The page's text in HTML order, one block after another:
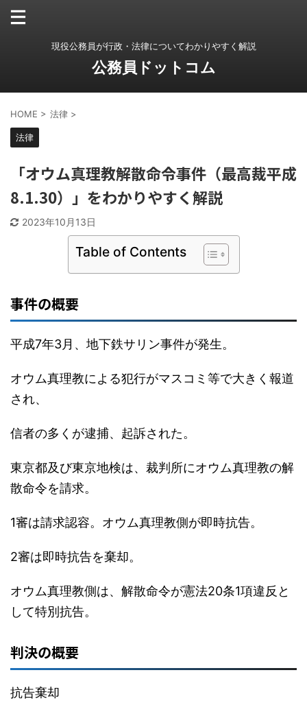
現役公務員が行政・法律についてわかりやすく解説
公務員ドットコム
HOME > 法律 >
法律
「オウム真理教解散命令事件（最高裁平成
8.1.30）」をわかりやすく解説
2023年10月13日
Table of Contents
事件の概要
平成7年3月、地下鉄サリン事件が発生。
オウム真理教による犯行がマスコミ等で大きく報道
され、
信者の多くが逮捕、起訴された。
東京都及び東京地検は、裁判所にオウム真理教の解
散命令を請求。
1審は請求認容。オウム真理教側が即時抗告。
2審は即時抗告を棄却。
オウム真理教側は、解散命令が憲法20条1項違反と
して特別抗告。
判決の概要
抗告棄却